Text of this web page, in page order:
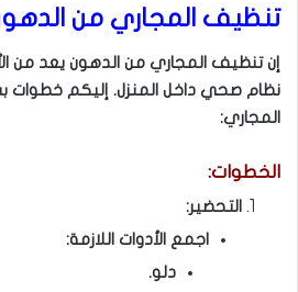
تنظيف المجاري من
إن تنظيف المجاري من الدهون يعد من
نظام صحي داخل المنزل. إليكم خطوات
المجاري:
الخطوات:
التحضير:
اجمع الأدوات اللازمة:
دلو.